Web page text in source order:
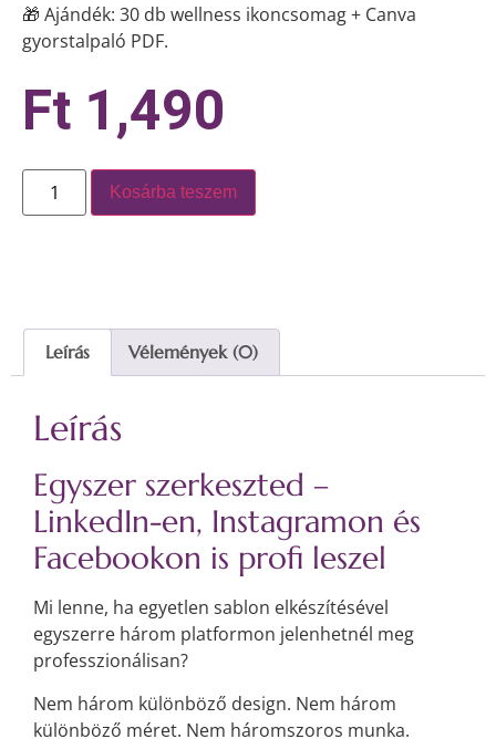
🎁 Ajándék: 30 db wellness ikoncsomag + Canva
gyorstalpaló PDF.
Ft 1,490
Kosárba teszem
Leírás Vélemények (0)
Leírás
Egyszer szerkeszted –
LinkedIn-en, Instagramon és
Facebookon is profi leszel
Mi lenne, ha egyetlen sablon elkészítésével
egyszerre három platformon jelenhetnél meg
professzionálisan?
Nem három különböző design. Nem három
különböző méret. Nem háromszoros munka.